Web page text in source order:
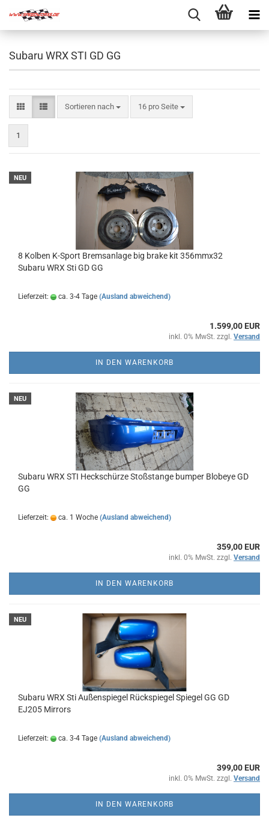
Subaru WRX STI GD GG
Sortieren nach
Sortieren nach 16 pro Seite
pro Seite
1
NEU
8 Kolben K-Sport Bremsanlage big brake kit 356mmx32
Subaru WRX Sti GD GG
Lieferzeit: ca. 3-4 Tage (Ausland abweichend)
1.599,00 EUR
inkl. 0% MwSt. zzgl. Versand
IN DEN WARENKORB
NEU
Subaru WRX STI Heckschürze Stoßstange bumper Blobeye GD
GG
Lieferzeit: ca. 1 Woche (Ausland abweichend)
359,00 EUR
inkl. 0% MwSt. zzgl. Versand
IN DEN WARENKORB
NEU
Subaru WRX Sti Außenspiegel Rückspiegel Spiegel GG GD
EJ205 Mirrors
Lieferzeit: ca. 3-4 Tage (Ausland abweichend)
399,00 EUR
inkl. 0% MwSt. zzgl. Versand
IN DEN WARENKORB